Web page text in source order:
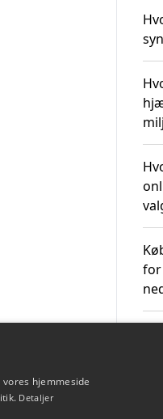
for
hjemmeside
Detaljer